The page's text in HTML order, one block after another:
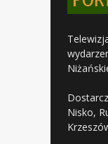
Nisko,